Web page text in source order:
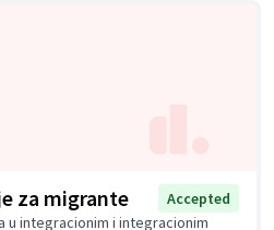
za migrante
Accepted
u integracionim i integracionim